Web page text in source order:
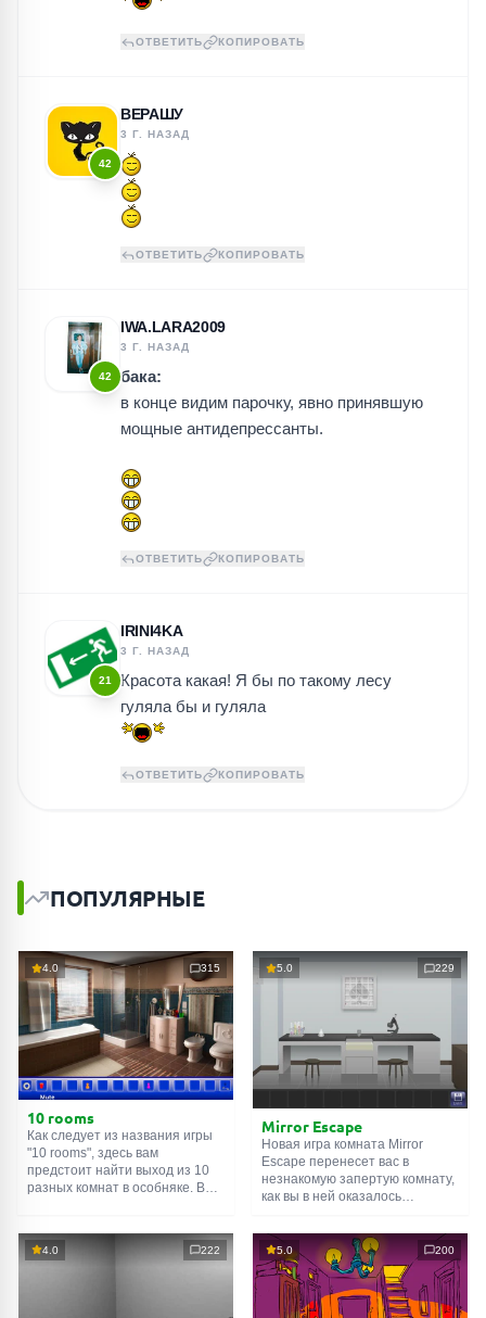
ОТВЕТИТЬ КОПИРОВАТЬ
42
ВЕРАШУ
3 Г. НАЗАД
ОТВЕТИТЬ КОПИРОВАТЬ
42
IWA.LARA2009
3 Г. НАЗАД
бака:
в конце видим парочку, явно принявшую
мощные антидепрессанты.
ОТВЕТИТЬ КОПИРОВАТЬ
21
IRINI4KA
3 Г. НАЗАД
Красота какая! Я бы по такому лесу
гуляла бы и гуляла
ОТВЕТИТЬ КОПИРОВАТЬ
ПОПУЛЯРНЫЕ
4.0 315
10 rooms
Как следует из названия игры
"10 rooms", здесь вам
предстоит найти выход из 10
разных комнат в особняке. В
их, чтобы выйти. Выход из
одной комнаты является
5.0 229
Mirror Escape
Новая игра комната Mirror
Escape перенесет вас в
незнакомую запертую комнату,
как вы в ней оказалось
смекалки попробуйте решить
все, приготовленные авторами
для вас, головоломки и найти
выход на свободу.
Внимательно осмотрите
4.0 222 5.0 200